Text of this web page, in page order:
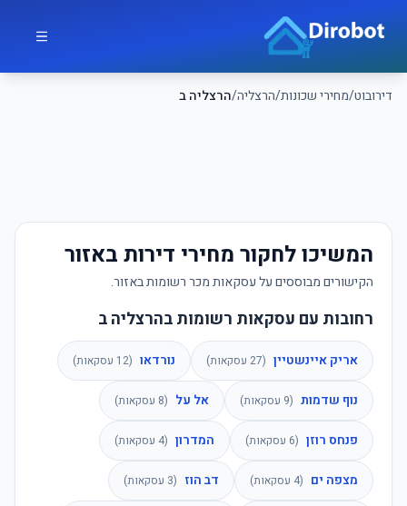
דירובוט/מחירי שכונות/הרצליה/הרצליה ב
דירובוט
המשיכו לחקור מחירי דירות באזור
הקישורים מבוססים על עסקאות מכר רשומות באזור.
רחובות עם עסקאות רשומות בהרצליה ב
אריק איינשטיין (
27 עסקאות) נורדאו (
12 עסקאות)
נוף שדמות (
9 עסקאות) אל על (
8 עסקאות)
פנחס רוזן (
6 עסקאות) המדרון (
4 עסקאות)
מצפה ים (
4 עסקאות) דב הוז (
3 עסקאות)